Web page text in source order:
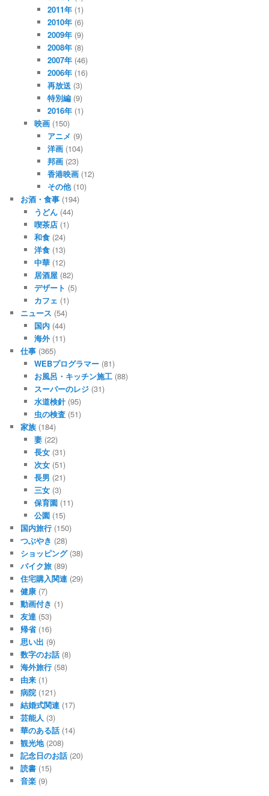
2011年 (1)
2010年 (6)
2009年 (9)
2008年 (8)
2007年 (46)
2006年 (16)
再放送 (3)
特別編 (9)
2016年 (1)
映画(150)
アニメ (9)
洋画 (104)
邦画 (23)
香港映画 (12)
その他(10)
お酒・食事 (194)
うどん(44)
喫茶店(1)
和食(24)
洋食(13)
中華(12)
居酒屋(82)
デザート (5)
カフェ (1)
ニュース (54)
国内(44)
海外(11)
仕事 (365)
WEBプログラマー(81)
お風呂・キッチン施工(88)
スーパーのレジ(31)
水道検針(95)
虫の検査(51)
家族 (184)
妻(22)
長女(31)
次女(51)
長男 (21)
三女(3)
保育園(11)
公園(15)
国内旅行 (150)
つぶやき (28)
ショッピング(38)
バイク旅 (89)
住宅購入関連 (29)
健康 (7)
動画付き (1)
友達 (53)
帰省(16)
思い出 (9)
数字のお話 (8)
海外旅行 (58)
由来 (1)
病院 (121)
結婚式関連 (17)
芸能人 (3)
華のある話 (14)
観光地(208)
記念日のお話 (20)
読書 (15)
音楽 (9)